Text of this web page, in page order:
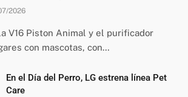
2026
V16 Piston Animal y el purificador
con mascotas, con…
En el Día del Perro, LG estrena línea Pet
Care